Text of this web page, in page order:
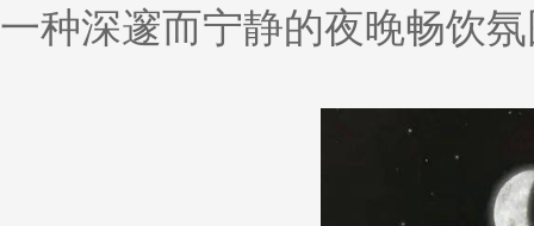
一种深邃而宁静的夜晚畅饮